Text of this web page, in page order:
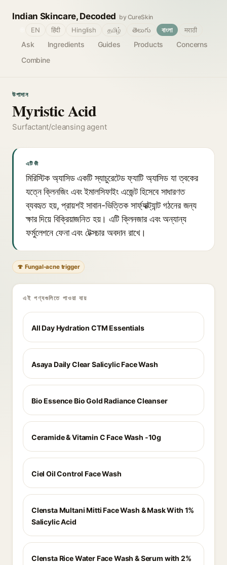
Indian Skincare, Decoded by CureSkin
Ask Ingredients Guides Products
Concerns
Combine
EN हिंदी Hinglish தமிழ் తెలుగు বাংলা मराठी
উপাদান
Myristic Acid
Surfactant/cleansing agent
এটি কী
মিরিস্টিক অ্যাসিড একটি স্যাচুরেটেড ফ্যাটি অ্যাসিড যা ত্বকের
যত্নে ক্লিনজিং এবং ইমালসিফাইং এজেন্ট হিসেবে সাধারণত
ব্যবহৃত হয়, প্রায়শই সাবান-ভিত্তিক সার্ফ্যাক্ট্যান্ট গঠনের জন্য
ক্ষার দিয়ে বিক্রিয়াজনিত হয়। এটি ক্লিনজার এবং অন্যান্য
ফর্মুলেশনে ফেনা এবং টেক্সচার অবদান রাখে।
🍄 Fungal-acne trigger
এই পণ্যগুলিতে পাওয়া যায়
All Day Hydration CTM Essentials
Asaya Daily Clear Salicylic Face Wash
Bio Essence Bio Gold Radiance Cleanser
Ceramide & Vitamin C Face Wash -10g
Ciel Oil Control Face Wash
Clensta Multani Mitti Face Wash & Mask With 1%
Salicylic Acid
Clensta Rice Water Face Wash & Serum with 2%